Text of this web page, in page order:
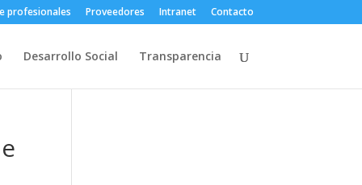
profesionales Proveedores Intranet Contacto
Desarrollo Social Transparencia